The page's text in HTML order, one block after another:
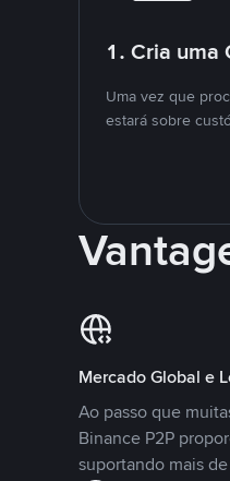
1. Cria uma
Uma vez que
estará sobre
Mercado Global e
Ao passo que
Binance P2P
suportando mais